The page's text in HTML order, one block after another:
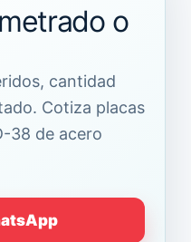
o
cantidad
Cotiza placas
38 de acero